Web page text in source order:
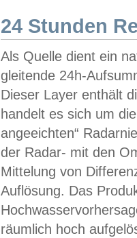
24 Stunden
Als Quelle dient ein
gleitende 24h-
Dieser Layer enthält
handelt es sich um
angeeichten“
der Radar- mit den
Mittelung von
Auflösung. Das
räumlich hoch